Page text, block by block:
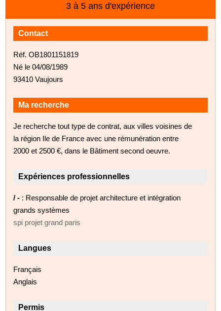
3 à 5 ans d'expérience
Contact
Réf. OB1801151819
Né le 04/08/1989
93410 Vaujours
Ma recherche
Je recherche tout type de contrat, aux villes voisines de
la région Ile de France avec une rémunération entre
2000 et 2500 €, dans le Bâtiment second oeuvre.
Expériences professionnelles
/ - : Responsable de projet architecture et intégration
grands systèmes
spi projet grand paris
Langues
Français
Anglais
Permis